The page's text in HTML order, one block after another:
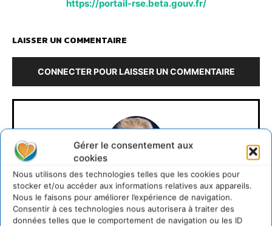
Gérer le consentement aux
cookies
Nous utilisons des technologies telles que les cookies pour
stocker et/ou accéder aux informations relatives aux appareils.
Nous le faisons pour améliorer l’expérience de navigation.
Consentir à ces technologies nous autorisera à traiter des
données telles que le comportement de navigation ou les ID
https://portail-rse.beta.gouv.fr/
LAISSER UN COMMENTAIRE
CONNECTER POUR LAISSER UN COMMENTAIRE
Cyrille Souche
https://cdurable.info